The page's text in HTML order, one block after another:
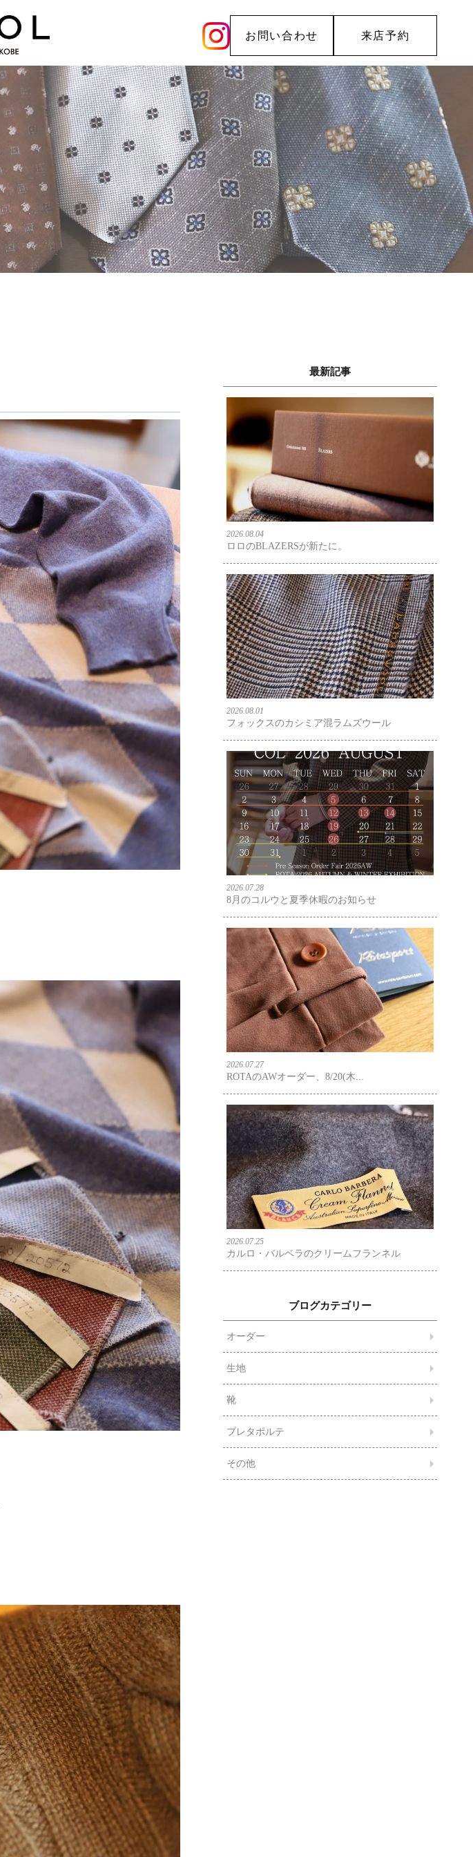
お問い合わせ 来店予約
最新記事
2026.08.04
ロロのBLAZERSが新たに。
2026.08.01
フォックスのカシミア混ラムズウール
2026.07.28
8月のコルウと夏季休暇のお知らせ
2026.07.27
ROTAのAWオーダー、8/20(木...
2026.07.25
カルロ・バルベラのクリームフランネル
ブログカテゴリー
オーダー
生地
靴
プレタポルテ
その他